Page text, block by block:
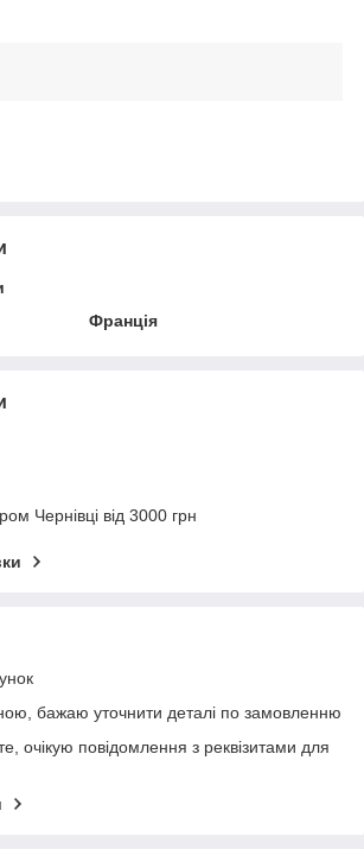
Франція
Чернівці від 3000 грн
бажаю уточнити деталі по замовленню
очікую повідомлення з реквізитами для